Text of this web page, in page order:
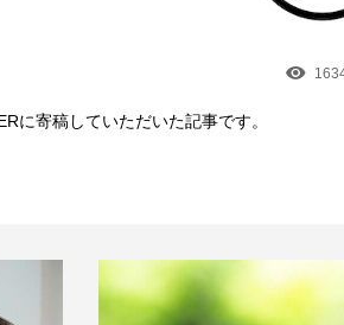
に寄稿していただいた記事です。